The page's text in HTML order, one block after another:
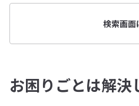
検索画面
お困りごとは解決